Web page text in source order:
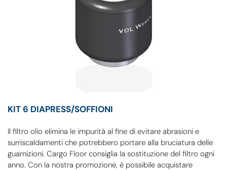
KIT 6 DIAPRESS/SOFFIONI
Il filtro olio elimina le impurità al fine di evitare abrasioni e
surriscaldamenti che potrebbero portare alla bruciatura delle
guarnizioni. Cargo Floor consiglia la sostituzione del filtro ogni
anno. Con la nostra promozione, è possibile acquistare